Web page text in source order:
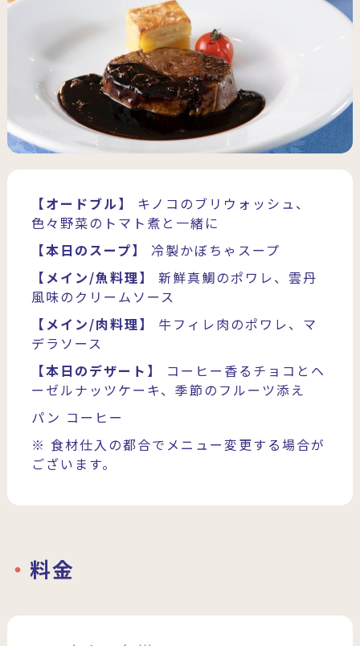
【オードブル】
キノコのブリウォッシュ、
色々野菜のトマト煮と一緒に
【本日のスープ】
冷製かぼちゃスープ
【メイン/魚料理】
新鮮真鯛のポワレ、雲丹
風味のクリームソース
【メイン/肉料理】
牛フィレ肉のポワレ、マ
デラソース
【本日のデザート】
コーヒー香るチョコとヘ
ーゼルナッツケーキ、季節のフルーツ添え
パン コーヒー
※ 食材仕入の都合でメニュー変更する場合が
ございます。
料金